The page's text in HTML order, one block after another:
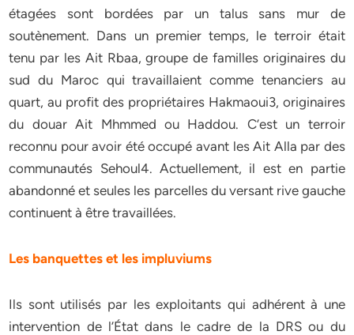
étagées sont bordées par un talus sans mur de
soutènement. Dans un premier temps, le terroir était
tenu par les Ait Rbaa, groupe de familles originaires du
sud du Maroc qui travaillaient comme tenanciers au
quart, au profit des propriétaires Hakmaoui3, originaires
du douar Ait Mhmmed ou Haddou. C’est un terroir
reconnu pour avoir été occupé avant les Ait Alla par des
communautés Sehoul4. Actuellement, il est en partie
abandonné et seules les parcelles du versant rive gauche
continuent à être travaillées.
Les banquettes et les impluviums
Ils sont utilisés par les exploitants qui adhérent à une
intervention de l’État dans le cadre de la DRS ou du